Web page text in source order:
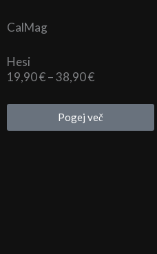
CalMag
Hesi
19,90€–38,90€Cenovni
od
19,90 €
Pogej več